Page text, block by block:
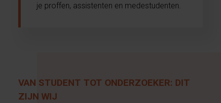
je proffen, assistenten en medestudenten.
VAN STUDENT TOT ONDERZOEKER: DIT
ZIJN WIJ